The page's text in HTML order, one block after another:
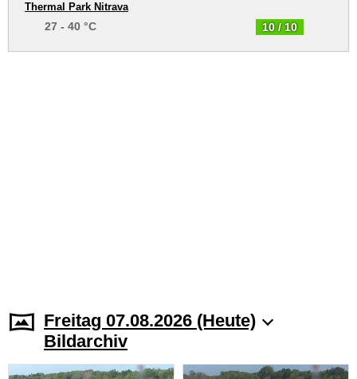
10 / 10
Thermal Park Nitrava
27 - 40 °C
Freitag 07.08.2026 (Heute)
Bildarchiv